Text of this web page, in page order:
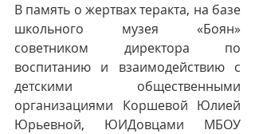
В память о жертвах теракта, на базе
школьного музея «Боян»
советником директора по
воспитанию и взаимодействию с
детскими общественными
организациями Коршевой Юлией
Юрьевной, ЮИДовцами МБОУ